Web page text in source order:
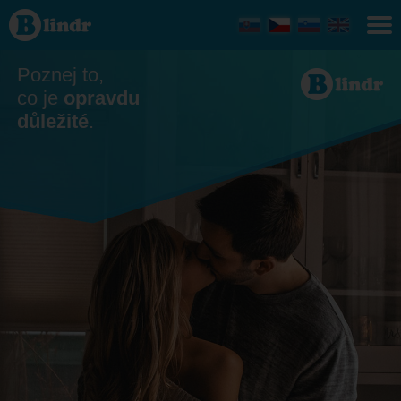
Seznamka
- On
hledá ji
Praha
Poznej to,
co je opravdu
důležité.